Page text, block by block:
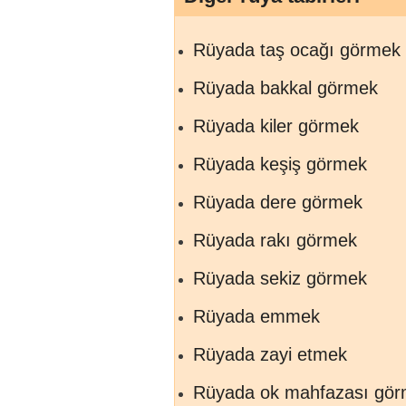
Rüyada taş ocağı görmek
Rüyada bakkal görmek
Rüyada kiler görmek
Rüyada keşiş görmek
Rüyada dere görmek
Rüyada rakı görmek
Rüyada sekiz görmek
Rüyada emmek
Rüyada zayi etmek
Rüyada ok mahfazası